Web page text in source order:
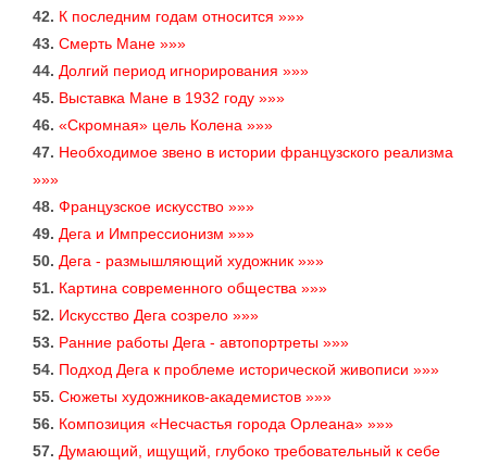
42. К последним годам относится »»»
43. Смерть Мане »»»
44. Долгий период игнорирования »»»
45. Выставка Мане в 1932 году »»»
46. «Скромная» цель Колена »»»
47. Необходимое звено в истории французского реализма
»»»
48. Французское искусство »»»
49. Дега и Импрессионизм »»»
50. Дега - размышляющий художник »»»
51. Картина современного общества »»»
52. Искусство Дега созрело »»»
53. Ранние работы Дега - автопортреты »»»
54. Подход Дега к проблеме исторической живописи »»»
55. Сюжеты художников-академистов »»»
56. Композиция «Несчастья города Орлеана» »»»
57. Думающий, ищущий, глубоко требовательный к себе